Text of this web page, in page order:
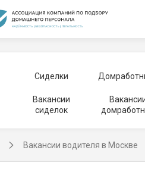
Сиделки
Вакансии
сиделок
Вакансии водителя в Москве